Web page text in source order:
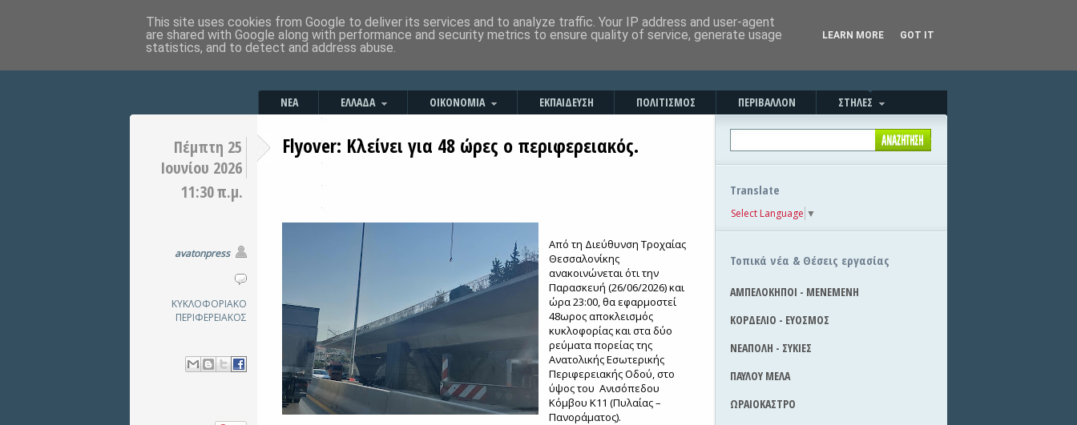
ΝΕΑ ΕΛΛΑΔΑ ΟΙΚΟΝΟΜΙΑ ΕΚΠΑΙΔΕΥΣΗ ΠΟΛΙΤΙΣΜΟΣ ΠΕΡΙΒΑΛΛΟΝ ΣΤΗΛΕΣ
Πέμπτη 25
Ιουνίου 2026
11:30 π.μ.
avatonpress
ΚΥΚΛΟΦΟΡΙΑΚΟ
ΠΕΡΙΦΕΡΕΙΑΚΟΣ
Flyover: Κλείνει για 48 ώρες ο περιφερειακός.
Από τη Διεύθυνση Τροχαίας
Θεσσαλονίκης
ανακοινώνεται ότι την
Παρασκευή (26/06/2026) και
ώρα 23:00, θα εφαρμοστεί
48ωρος αποκλεισμός
κυκλοφορίας και στα δύο
ρεύματα πορείας της
Ανατολικής Εσωτερικής
Περιφερειακής Οδού, στο
ύψος του Ανισόπεδου
Κόμβου Κ11 (Πυλαίας –
Πανοράματος).
Translate
Select Language ▼
Τοπικά νέα & Θέσεις εργασίας
ΑΜΠΕΛΟΚΗΠΟΙ - ΜΕΝΕΜΕΝΗ
ΚΟΡΔΕΛΙΟ - ΕΥΟΣΜΟΣ
ΝΕΑΠΟΛΗ - ΣΥΚΙΕΣ
ΠΑΥΛΟΥ ΜΕΛΑ
ΩΡΑΙΟΚΑΣΤΡΟ
This site uses cookies from Google to deliver its services and to analyze traffic. Your IP address and user-agent
are shared with Google along with performance and security metrics to ensure quality of service, generate usage
statistics, and to detect and address abuse.
LEARN MORE GOT IT